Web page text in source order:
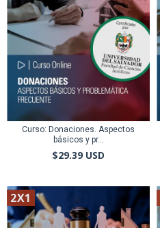
Curso: Donaciones. Aspectos
básicos y pr...
$29.39 USD
2X1